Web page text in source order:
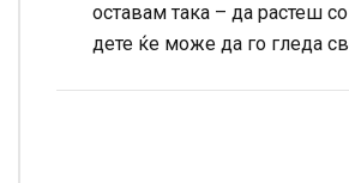
оставам така – да растеш
дете ќе може да го гледа